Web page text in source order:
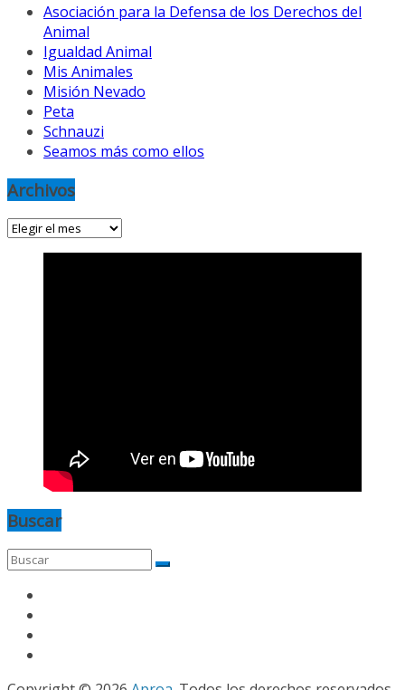
Asociación para la Defensa de los Derechos del
Animal
Igualdad Animal
Mis Animales
Misión Nevado
Peta
Schnauzi
Seamos más como ellos
Archivos
Archivos
Buscar